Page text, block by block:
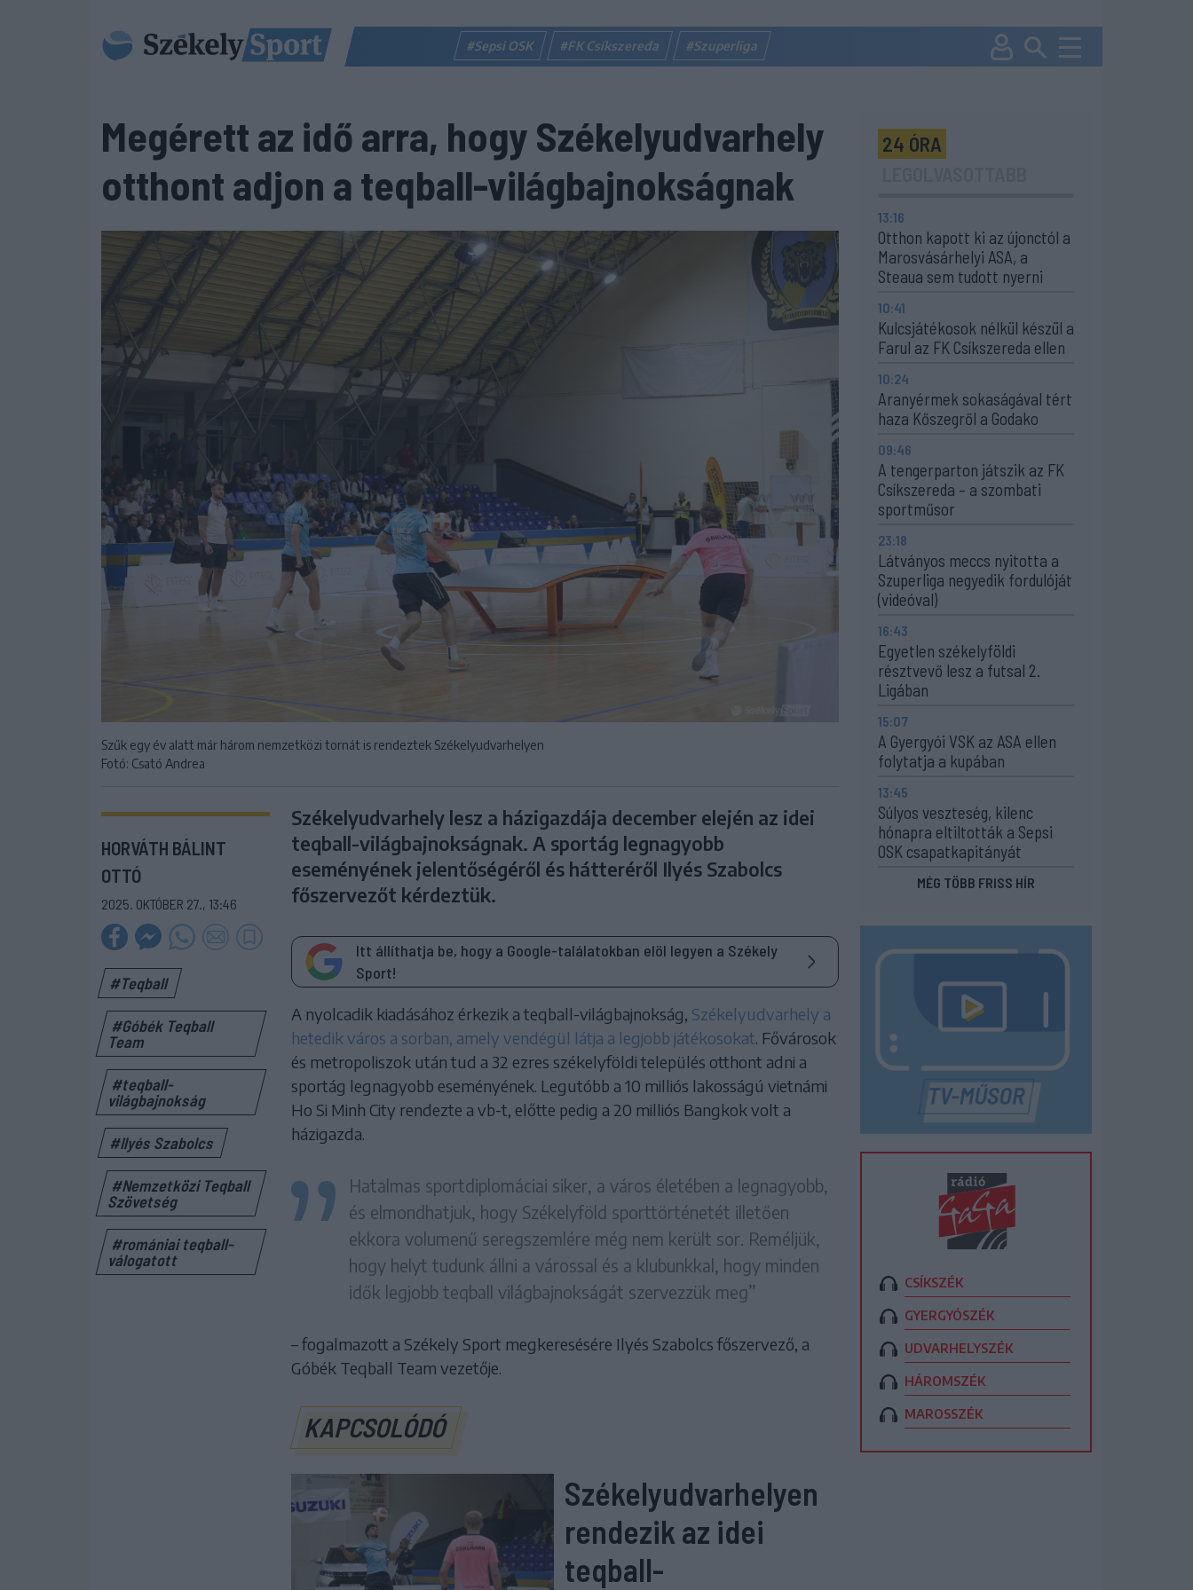
#Sepsi OSK #FK Csíkszereda #Szuperliga
Megérett az idő arra, hogy Székelyudvarhely
otthont adjon a teqball-világbajnokságnak
Szűk egy év alatt már három nemzetközi tornát is rendeztek Székelyudvarhelyen
Fotó: Csató Andrea
HORVÁTH BÁLINT
OTTÓ
2025. OKTÓBER 27., 13:46
#Teqball
#Góbék Teqball
Team
#teqball-
világbajnokság
#Ilyés Szabolcs
#Nemzetközi Teqball
Szövetség
#romániai teqball-
válogatott
Székelyudvarhely lesz a házigazdája december elején az idei
teqball-világbajnokságnak. A sportág legnagyobb
eseményének jelentőségéről és hátteréről Ilyés Szabolcs
főszervezőt kérdeztük.
Itt állíthatja be, hogy a Google-találatokban elöl legyen a Székely
Sport!
A nyolcadik kiadásához érkezik a teqball-világbajnokság, Székelyudvarhely a
hetedik város a sorban, amely vendégül látja a legjobb játékosokat. Fővárosok
és metropoliszok után tud a 32 ezres székelyföldi település otthont adni a
sportág legnagyobb eseményének. Legutóbb a 10 milliós lakosságú vietnámi
Ho Si Minh City rendezte a vb-t, előtte pedig a 20 milliós Bangkok volt a
házigazda.
Hatalmas sportdiplomáciai siker, a város életében a legnagyobb,
és elmondhatjuk, hogy Székelyföld sporttörténetét illetően
ekkora volumenű seregszemlére még nem került sor. Reméljük,
hogy helyt tudunk állni a várossal és a klubunkkal, hogy minden
idők legjobb teqball világbajnokságát szervezzük meg”
– fogalmazott a Székely Sport megkeresésére Ilyés Szabolcs főszervező, a
Góbék Teqball Team vezetője.
KAPCSOLÓDÓ
Székelyudvarhelyen
rendezik az idei
teqball-
24 ÓRA
13:16
Otthon kapott ki az újonctól a
Marosvásárhelyi ASA, a
Steaua sem tudott nyerni
10:41
Kulcsjátékosok nélkül készül a
Farul az FK Csíkszereda ellen
10:24
Aranyérmek sokaságával tért
haza Kőszegről a Godako
09:46
A tengerparton játszik az FK
Csíkszereda – a szombati
sportműsor
23:18
Látványos meccs nyitotta a
Szuperliga negyedik fordulóját
(videóval)
16:43
Egyetlen székelyföldi
résztvevő lesz a futsal 2.
Ligában
15:07
A Gyergyói VSK az ASA ellen
folytatja a kupában
13:45
Súlyos veszteség, kilenc
hónapra eltiltották a Sepsi
OSK csapatkapitányát
MÉG TÖBB FRISS HÍR
CSÍKSZÉK
GYERGYÓSZÉK
UDVARHELYSZÉK
HÁROMSZÉK
MAROSSZÉK